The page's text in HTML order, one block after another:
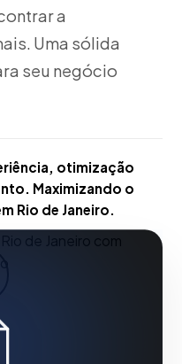
a
Uma sólida
seu negócio
otimização
Maximizando o
Rio de Janeiro.